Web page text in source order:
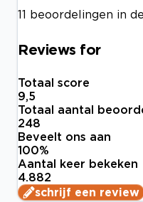
11 beoordelingen in
Reviews for
Totaal score
9,5
Totaal aantal
248
Beveelt ons aan
100%
Aantal keer bekeken
4.882
schrijf een review